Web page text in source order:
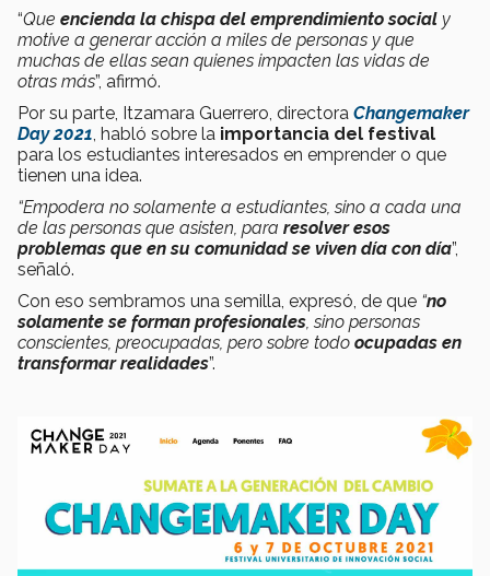
“Que encienda la chispa del emprendimiento social y
motive a generar acción a miles de personas y que
muchas de ellas sean quienes impacten las vidas de
otras más”, afirmó.
Por su parte, Itzamara Guerrero, directora Changemaker
Day 2021, habló sobre la importancia del festival
para los estudiantes interesados en emprender o que
tienen una idea.
“Empodera no solamente a estudiantes, sino a cada una
de las personas que asisten, para resolver esos
problemas que en su comunidad se viven día con día”,
señaló.
Con eso sembramos una semilla, expresó, de que “no
solamente se forman profesionales, sino personas
conscientes, preocupadas, pero sobre todo ocupadas en
transformar realidades”.